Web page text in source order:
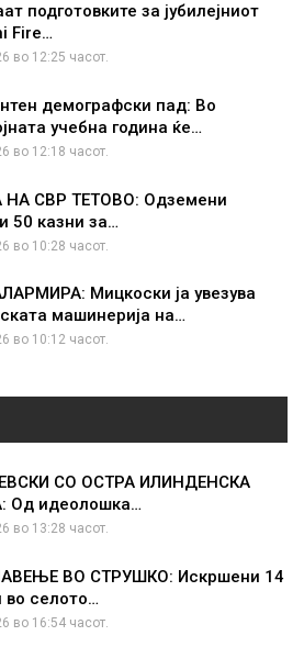
подготовките за јубилејниот
Fire…
во 12:25 часот.
демографски пад: Во
учебна година ќе…
во 12:18 часот.
НА СВР ТЕТОВО: Одземени
50 казни за…
во 10:28 часот.
Мицкоски ја увезува
машинерија на…
во 10:12 часот.
СО ОСТРА ИЛИНДЕНСКА
Од идеолошка…
во 13:28 часот.
ВО СТРУШКО: Искршени 14
во селото…
во 16:54 часот.